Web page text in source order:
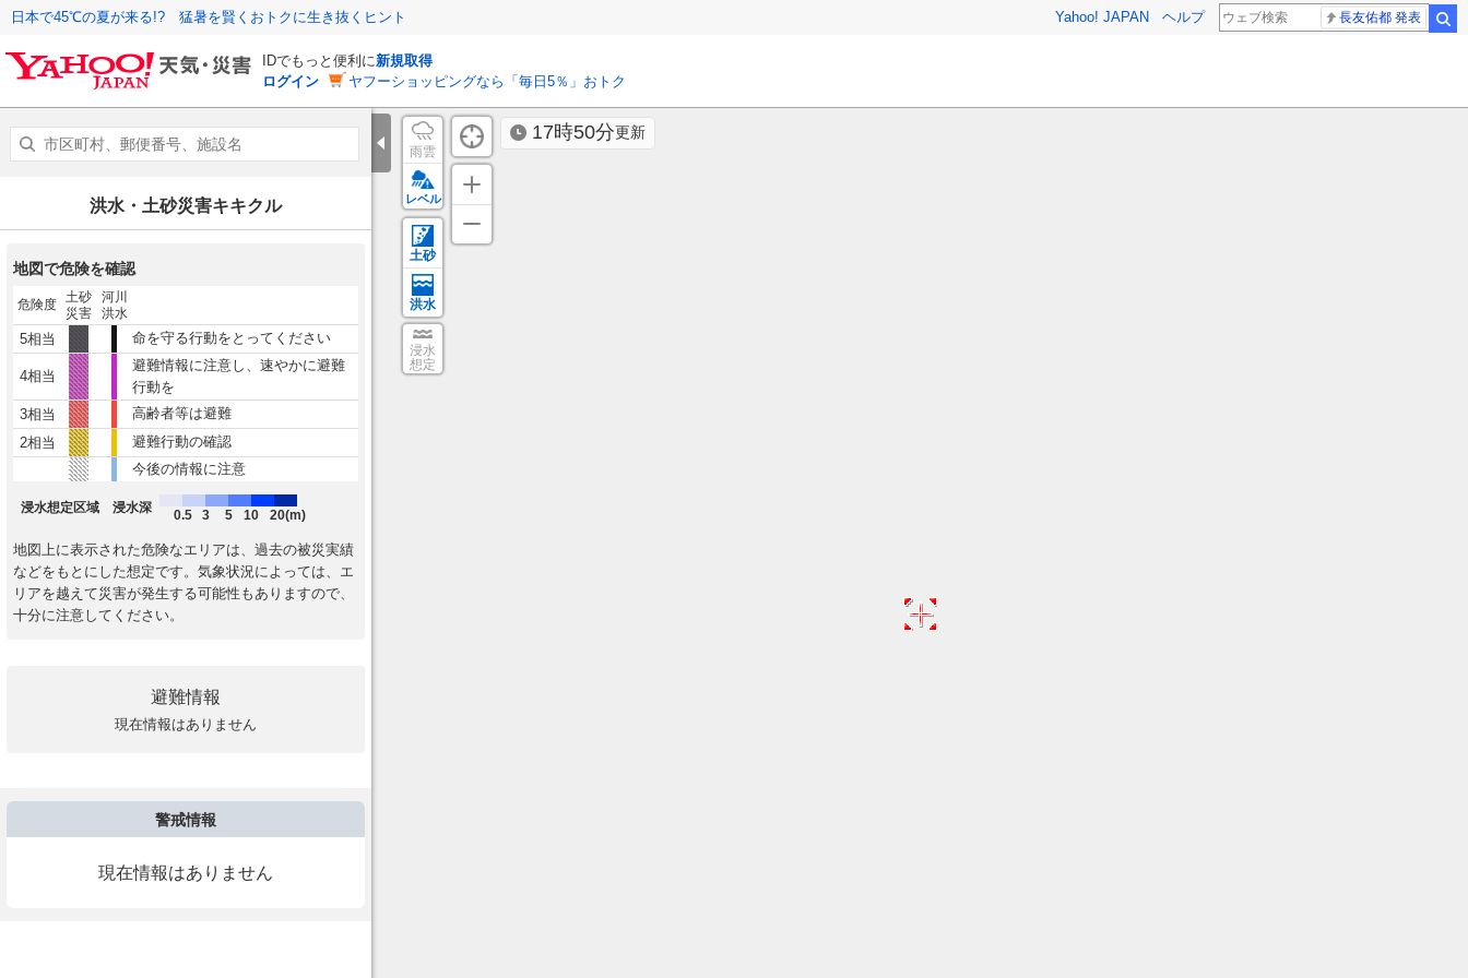
日本で45℃の夏が来る!? 猛暑を賢くおトクに生き抜くヒント Yahoo! JAPAN ヘルプ 長友佑都 発表
IDでもっと便利に新規取得
ログイン
ヤフーショッピングなら「毎日5％」おトク
17時50分更新
雨雲
レベル
土砂
洪水
浸水
想定
洪水・土砂災害キキクル
地図で危険を確認
危険度 土砂
災害
河川
洪水
5相当 命を守る行動をとってください
4相当
避難情報に注意し、速やかに避難
行動を
3相当
高齢者等は避難
2相当
避難行動の確認
今後の情報に注意
浸水想定区域 浸水深
0.5 3 5 10 20(m)
地図上に表示された危険なエリアは、過去の被災実績
などをもとにした想定です。気象状況によっては、エ
リアを越えて災害が発生する可能性もありますので、
十分に注意してください。
避難情報
現在情報はありません
警戒情報
現在情報はありません